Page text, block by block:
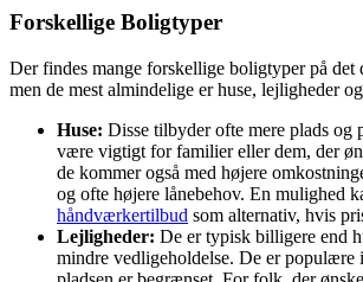
Forskellige Boligtyper
Der findes mange forskellige boligtyper på det
men de mest almindelige er huse, lejligheder
Huse: Disse tilbyder ofte mere plads og
være vigtigt for familier eller dem, der
de kommer også med højere
og ofte højere lånebehov. En mulighed
håndværkertilbud som alternativ, hvis
Lejligheder: De er typisk billigere end
mindre vedligeholdelse. De er populære